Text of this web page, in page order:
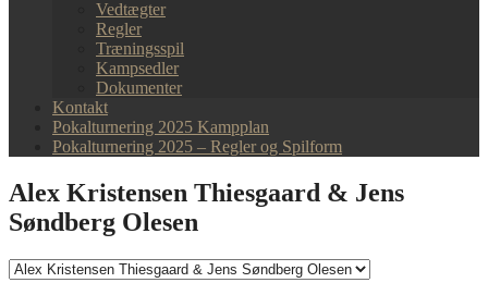
Vedtægter
Regler
Træningsspil
Kampsedler
Dokumenter
Kontakt
Pokalturnering 2025 Kampplan
Pokalturnering 2025 – Regler og Spilform
Alex Kristensen Thiesgaard & Jens
Søndberg Olesen